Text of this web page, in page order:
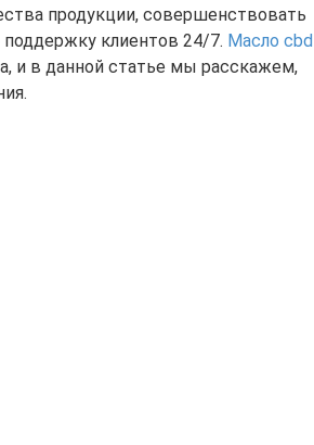
продукции, совершенствовать
клиентов 24/7. Масло cbd
и в данной статье мы расскажем,